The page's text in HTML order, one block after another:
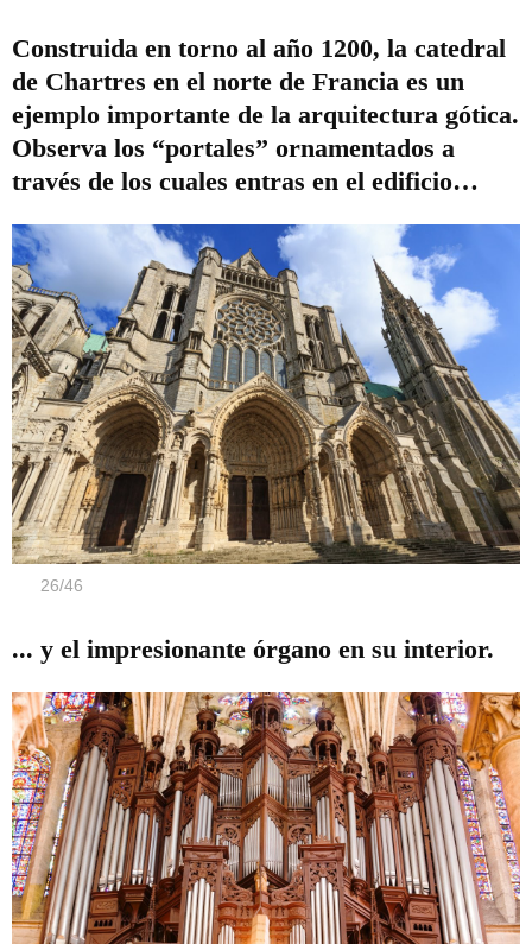
Construida en torno al año 1200, la catedral
de Chartres en el norte de Francia es un
ejemplo importante de la arquitectura gótica.
Observa los “portales” ornamentados a
través de los cuales entras en el edificio…
26/46
... y el impresionante órgano en su interior.